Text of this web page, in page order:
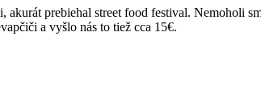
prebiehal street food festival. Nemoholi
a vyšlo nás to tiež cca 15€.